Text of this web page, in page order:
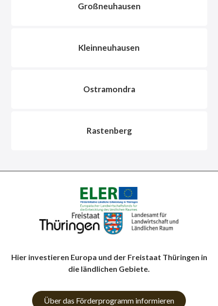
Großneuhausen
Kleinneuhausen
Ostramondra
Rastenberg
Hier investieren Europa und der Freistaat Thüringen in
die ländlichen Gebiete.
Über das Förderprogramm informieren